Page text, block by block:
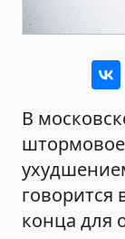
В
говорится
конца для